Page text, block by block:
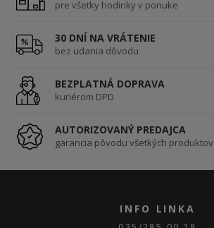
pre všetky hodinky v ponuke
30 DNÍ NA VRÁTENIE
bez udania dôvodu
BEZPLATNÁ DOPRAVA
kuriérom DPD
AUTORIZOVANÝ PREDAJCA
garancia pôvodu všetkých produktov
INFO LINKA